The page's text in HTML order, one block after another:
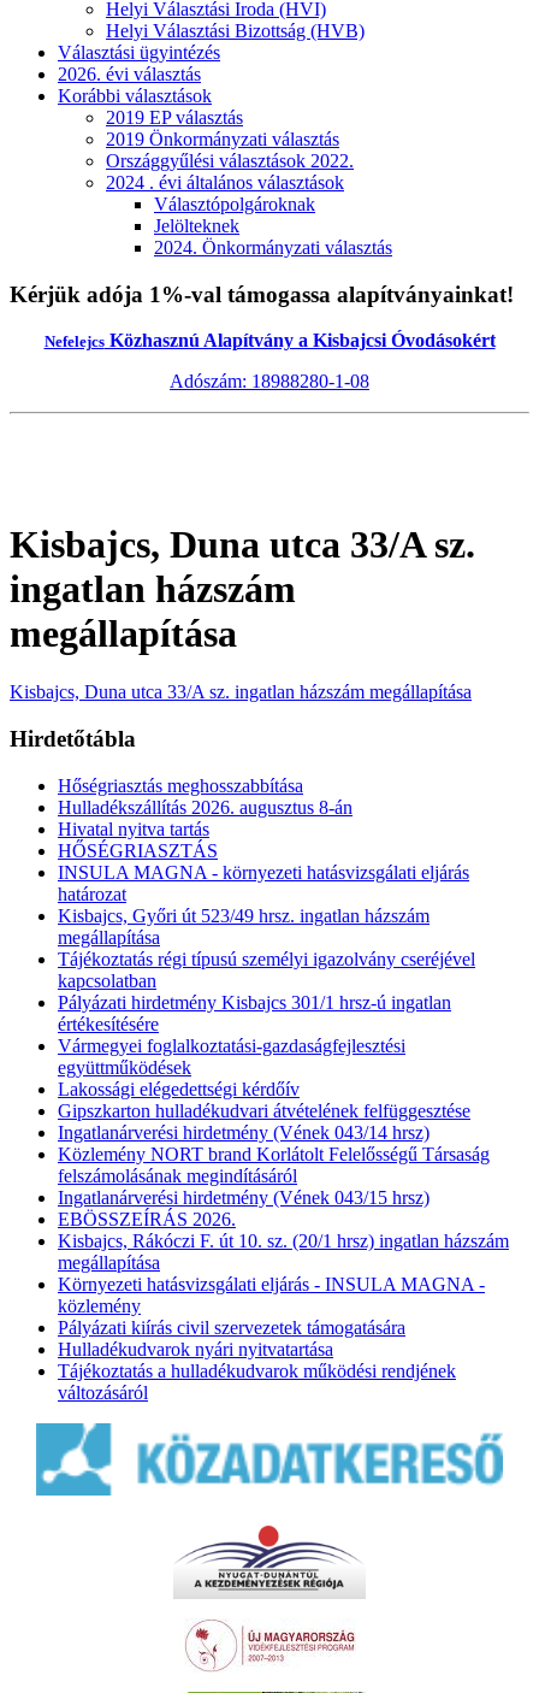
Helyi Választási Iroda (HVI)
Helyi Választási Bizottság (HVB)
Választási ügyintézés
2026. évi választás
Korábbi választások
2019 EP választás
2019 Önkormányzati választás
Országgyűlési választások 2022.
2024 . évi általános választások
Választópolgároknak
Jelölteknek
2024. Önkormányzati választás
Kérjük adója 1%-val támogassa alapítványainkat!
NefelejcsKözhasznú Alapítvány a Kisbajcsi Óvodásokért
Adószám: 18988280-1-08
Kisbajcs, Duna utca 33/A sz.
ingatlan házszám
megállapítása
Kisbajcs, Duna utca 33/A sz. ingatlan házszám megállapítása
Hirdetőtábla
Hőségriasztás meghosszabbítása
Hulladékszállítás 2026. augusztus 8-án
Hivatal nyitva tartás
HŐSÉGRIASZTÁS
INSULA MAGNA - környezeti hatásvizsgálati eljárás
határozat
Kisbajcs, Győri út 523/49 hrsz. ingatlan házszám
megállapítása
Tájékoztatás régi típusú személyi igazolvány cseréjével
kapcsolatban
Pályázati hirdetmény Kisbajcs 301/1 hrsz-ú ingatlan
értékesítésére
Vármegyei foglalkoztatási-gazdaságfejlesztési
együttműködések
Lakossági elégedettségi kérdőív
Gipszkarton hulladékudvari átvételének felfüggesztése
Ingatlanárverési hirdetmény (Vének 043/14 hrsz)
Közlemény NORT brand Korlátolt Felelősségű Társaság
felszámolásának megindításáról
Ingatlanárverési hirdetmény (Vének 043/15 hrsz)
EBÖSSZEÍRÁS 2026.
Kisbajcs, Rákóczi F. út 10. sz. (20/1 hrsz) ingatlan házszám
megállapítása
Környezeti hatásvizsgálati eljárás - INSULA MAGNA -
közlemény
Pályázati kiírás civil szervezetek támogatására
Hulladékudvarok nyári nyitvatartása
Tájékoztatás a hulladékudvarok működési rendjének
változásáról